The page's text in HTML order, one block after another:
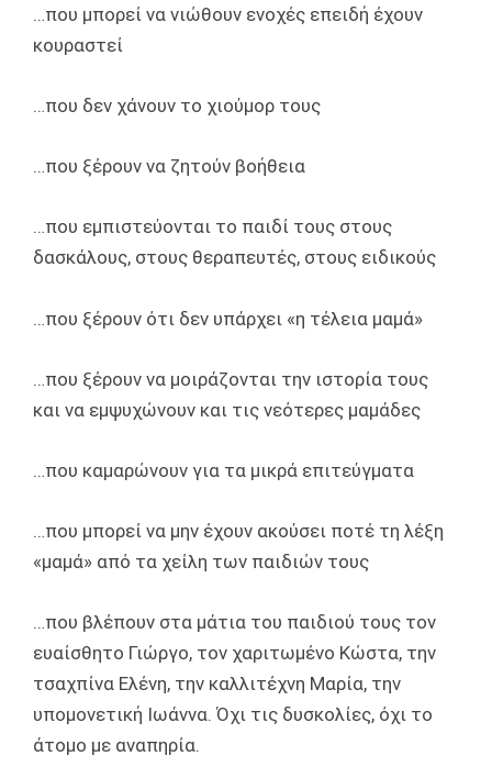
…που μπορεί να νιώθουν ενοχές επειδή έχουν
κουραστεί
…που δεν χάνουν το χιούμορ τους
…που ξέρουν να ζητούν βοήθεια
…που εμπιστεύονται το παιδί τους στους
δασκάλους, στους θεραπευτές, στους ειδικούς
…που ξέρουν ότι δεν υπάρχει «η τέλεια μαμά»
…που ξέρουν να μοιράζονται την ιστορία τους
και να εμψυχώνουν και τις νεότερες μαμάδες
…που καμαρώνουν για τα μικρά επιτεύγματα
…που μπορεί να μην έχουν ακούσει ποτέ τη λέξη
«μαμά» από τα χείλη των παιδιών τους
…που βλέπουν στα μάτια του παιδιού τους τον
ευαίσθητο Γιώργο, τον χαριτωμένο Κώστα, την
τσαχπίνα Ελένη, την καλλιτέχνη Μαρία, την
υπομονετική Ιωάννα. Όχι τις δυσκολίες, όχι το
άτομο με αναπηρία.